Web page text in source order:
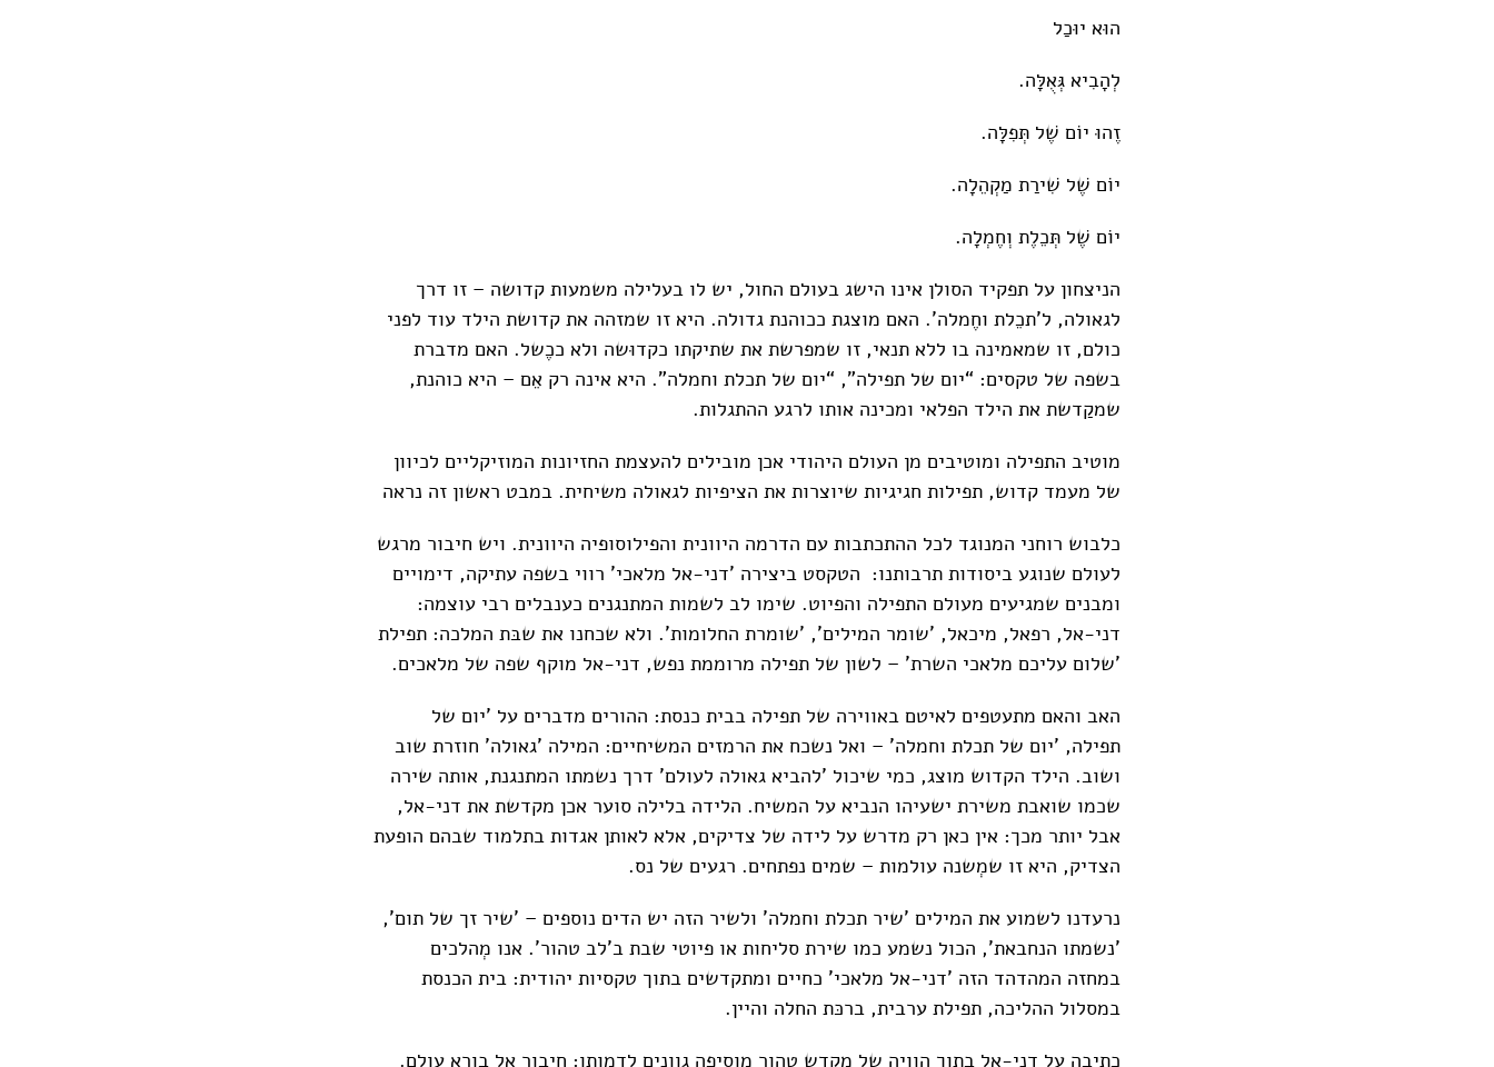
הוּא יוּכַל
לְהָבִיא גְּאֻלָּה.
זֶהוּ יוֹם שֶׁל תְּפִלָּה.
יוֹם שֶׁל שִׁירַת מַקְהֵלָה.
יוֹם שֶׁל תְּכֵלֶת וְחֶמְלָה.
הניצחון על תפקיד הסולן אינו הישג בעולם החול, יש לו בעלילה משמעות קדושה – זו דרך
לגאולה, ל'תכֵלת וחֶמלה'. האם מוצגת ככוהנת גדולה. היא זו שמזהה את קדושת הילד עוד לפני
כולם, זו שמאמינה בו ללא תנאי, זו שמפרשת את שתיקתו כקדוּשה ולא ככֶשל. האם מדברת
בשפה של טקסים: “יום של תפילה”, “יום של תכלת וחמלה". היא אינה רק אֵם – היא כוהנת,
שמקַדשת את הילד הפלאי ומכינה אותו לרגע ההתגלות.
מוטיב התפילה ומוטיבים מן העולם היהודי אכן מובילים להעצמת החזיונות המוזיקליים לכיוון
של מעמד קדוש, תפילות חגיגיות שיוצרות את הציפיות לגאולה משיחית. במבט ראשון זה נראה
כלבוש רוחני המנוגד לכל ההתכתבות עם הדרמה היוונית והפילוסופיה היוונית. ויש חיבור מרגש
לעולם שנוגע ביסודות תרבותנו: הטקסט ביצירה 'דני-אל מלאכי' רווי בשפה עתיקה, דימויים
ומבנים שמגיעים מעולם התפילה והפיוט. שימו לב לשמות המתנגנים כענבלים רבי עוצמה:
דני-אל, רפאל, מיכאל, 'שומר המילים', 'שומרת החלומות'. ולא שכחנו את שבּת המלכה: תפילת
'שלום עליכם מלאכי השרת' – לשון של תפילה מרוממת נפש, דני-אל מוקף שפה של מלאכים.
האב והאם מתעטפים לאיטם באווירה של תפילה בבית כנסת: ההורים מדברים על 'יום של
תפילה, 'יום של תכלת וחמלה' – ואל נשכח את הרמזים המשיחיים: המילה 'גאולה' חוזרת שוב
ושוב. הילד הקדוש מוצג, כמי שיכול 'להביא גאולה לעולם' דרך נשמתו המתנגנת, אותה שירה
שכמו שואבת משירת ישעיהו הנביא על המשיח. הלידה בלילה סוער אכן מקדשת את דני-אל,
אבל יותר מכך: אין כאן רק מדרש על לידה של צדיקים, אלא לאותן אגדות בתלמוד שבהם הופעת
הצדיק, היא זו שמְשנה עולמות – שמים נפתחים. רגעים של נס.
נרעדנו לשמוע את המילים 'שיר תכלת וחמלה' ולשיר הזה יש הדים נוספים – 'שיר זך של תום',
'נשמתו הנחבאת', הכול נשמע כמו שירת סליחות או פיוטי שבת ב'לב טהור'. אנו מְהלכים
במחזה המהדהד הזה 'דני-אל מלאכי' כחיים ומתקדשים בתוך טקסיות יהודית: בית הכנסת
במסלול ההליכה, תפילת ערבית, ברכּת החלה והיין.
כתיבה על דני-אל בתוך הוויה של מקדש טהור מוסיפה גוונים לדמותו: חיבור אל בורא עולם.